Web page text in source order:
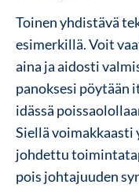
Toinen yhdistävä
esimerkillä. Voit
aina ja aidosti
panoksesi pöytään
idässä
Siellä
johdettu
pois johtajuuden